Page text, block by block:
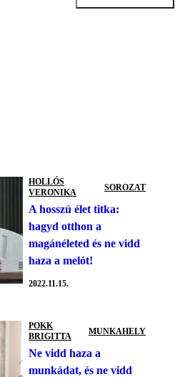
HOLLÓS
VERONIKA
SOROZAT
A hosszú élet titka:
hagyd otthon a
magánéleted és ne vidd
haza a melót!
2022.11.15.
POKK
BRIGITTA
MUNKAHELY
Ne vidd haza a
munkádat, és ne vidd